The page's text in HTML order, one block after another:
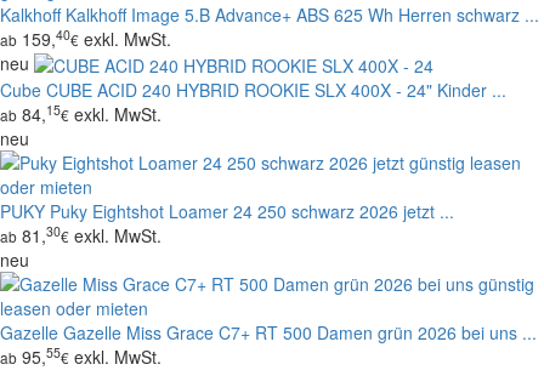
Kalkhoff Kalkhoff Image 5.B Advance+ ABS 625 Wh Herren schwarz ...
ab 159,40€ exkl. MwSt.
neu
Cube CUBE ACID 240 HYBRID ROOKIE SLX 400X - 24" Kinder ...
ab 84,15€ exkl. MwSt.
neu
PUKY Puky Eightshot Loamer 24 250 schwarz 2026 jetzt ...
ab 81,30€ exkl. MwSt.
neu
Gazelle Gazelle Miss Grace C7+ RT 500 Damen grün 2026 bei uns ...
ab 95,55€ exkl. MwSt.